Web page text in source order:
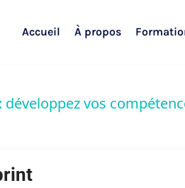
Accueil À propos
vos